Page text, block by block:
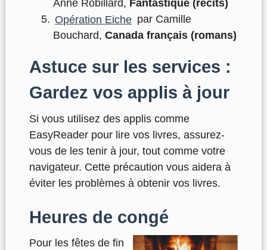
Anne Robillard, Fantastique (récits)
Opération Eiche par Camille
Bouchard, Canada français (romans)
Astuce sur les services :
Gardez vos applis à jour
Si vous utilisez des applis comme
EasyReader pour lire vos livres, assurez-
vous de les tenir à jour, tout comme votre
navigateur. Cette précaution vous aidera à
éviter les problèmes à obtenir vos livres.
Heures de congé
Pour les fêtes de fin